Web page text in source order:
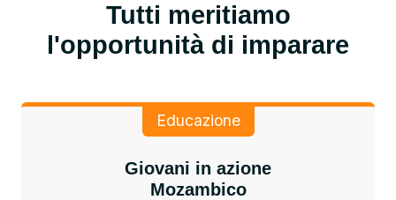
Tutti meritiamo
l'opportunità di imparare
Educazione
Giovani in azione
Mozambico